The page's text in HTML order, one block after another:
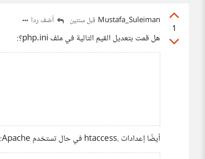
1
Mustafa_Suleiman قبل سنتين أضف ردا
هل قمت بتعديل القيم التالية في ملف php.ini؟:
أيضًا إعدادات .htaccess في حال تستخدم Apache: